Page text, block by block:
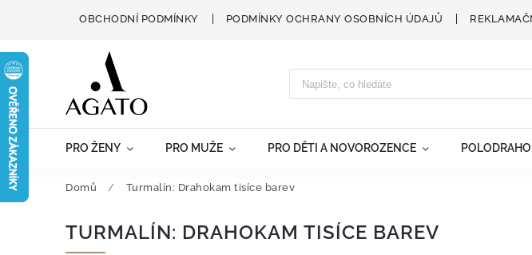
OBCHODNÍ PODMÍNKY PODMÍNKY OCHRANY OSOBNÍCH ÚDAJŮ
PRO ŽENY PRO MUŽE PRO DĚTI A NOVOROZENCE
Domů / Turmalín: Drahokam tisíce barev
TURMALÍN: DRAHOKAM TISÍCE BAREV